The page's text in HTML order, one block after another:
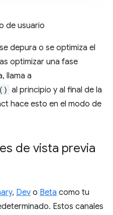
de usuario
depura o se optimiza el
optimizar una fase
llama a
al principio y al final de la
hace esto en el modo de
de vista previa
, Dev o Beta como tu
Estos canales